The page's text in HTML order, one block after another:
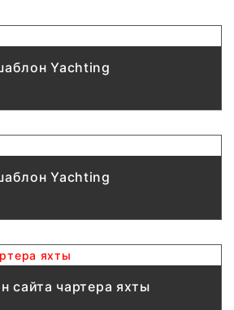
Yachting
Yachting
сайта чартера яхты